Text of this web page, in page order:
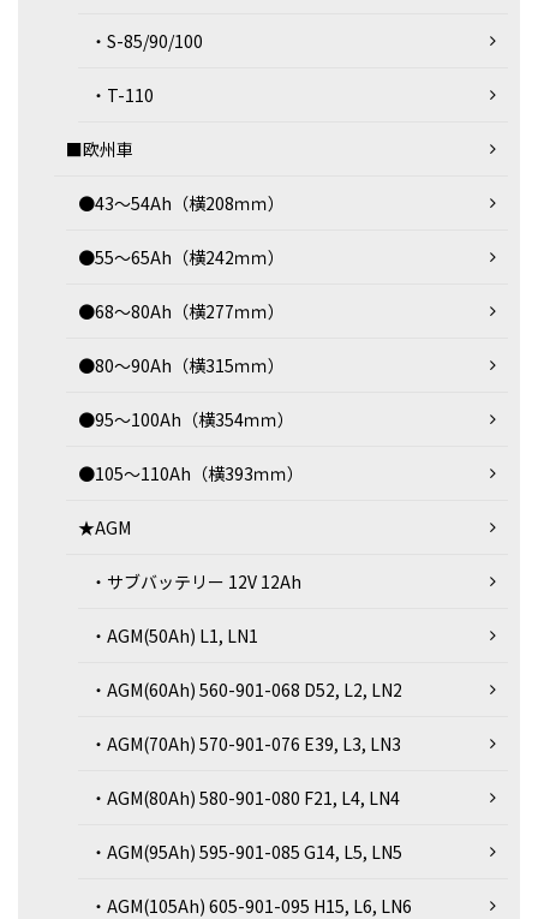
・S-85/90/100
・T-110
■欧州車
●43～54Ah（横208ｍｍ）
●55～65Ah（横242ｍｍ）
●68～80Ah（横277ｍｍ）
●80～90Ah（横315ｍｍ）
●95～100Ah（横354ｍｍ）
●105～110Ah（横393ｍｍ）
★AGM
・サブバッテリー 12V 12Ah
・AGM(50Ah) L1, LN1
・AGM(60Ah) 560-901-068 D52, L2, LN2
・AGM(70Ah) 570-901-076 E39, L3, LN3
・AGM(80Ah) 580-901-080 F21, L4, LN4
・AGM(95Ah) 595-901-085 G14, L5, LN5
・AGM(105Ah) 605-901-095 H15, L6, LN6